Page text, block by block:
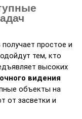
получает простое и
тем, кто
высоких
видения
объекты на
от засветки и